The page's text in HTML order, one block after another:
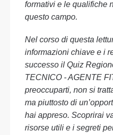
formativi e le qualifiche
questo campo.
Nel corso di questa
informazioni chiave e i
successo il Quiz
TECNICO - AGENTE
preoccuparti, non si
ma piuttosto di
hai appreso. Scoprirai
risorse utili e i segreti